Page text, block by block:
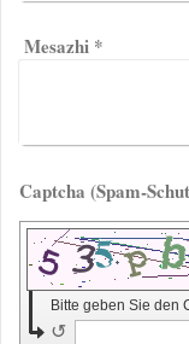
Mesazhi *
Bitte geben Sie den
↺